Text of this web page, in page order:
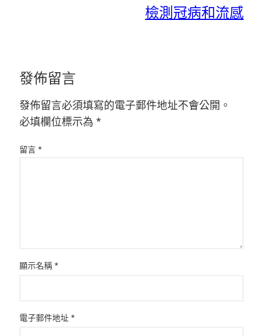
檢測冠病和流感
發佈留言
發佈留言必須填寫的電子郵件地址不會公開。
必填欄位標示為 *
留言 *
顯示名稱 *
電子郵件地址 *